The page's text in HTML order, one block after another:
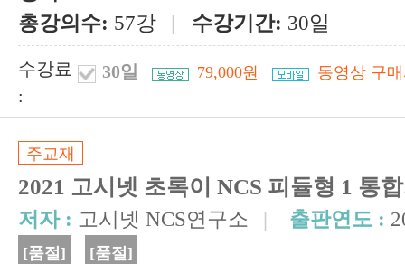
총강의수: 57강 | 수강기간: 30일
수강료
:
30일 79,000원 동영상 구
주교재
2021 고시넷 초록이 NCS 피듈형 1 통
저자 : 고시넷 NCS연구소 | 출판연도 :
[품절] [품절]